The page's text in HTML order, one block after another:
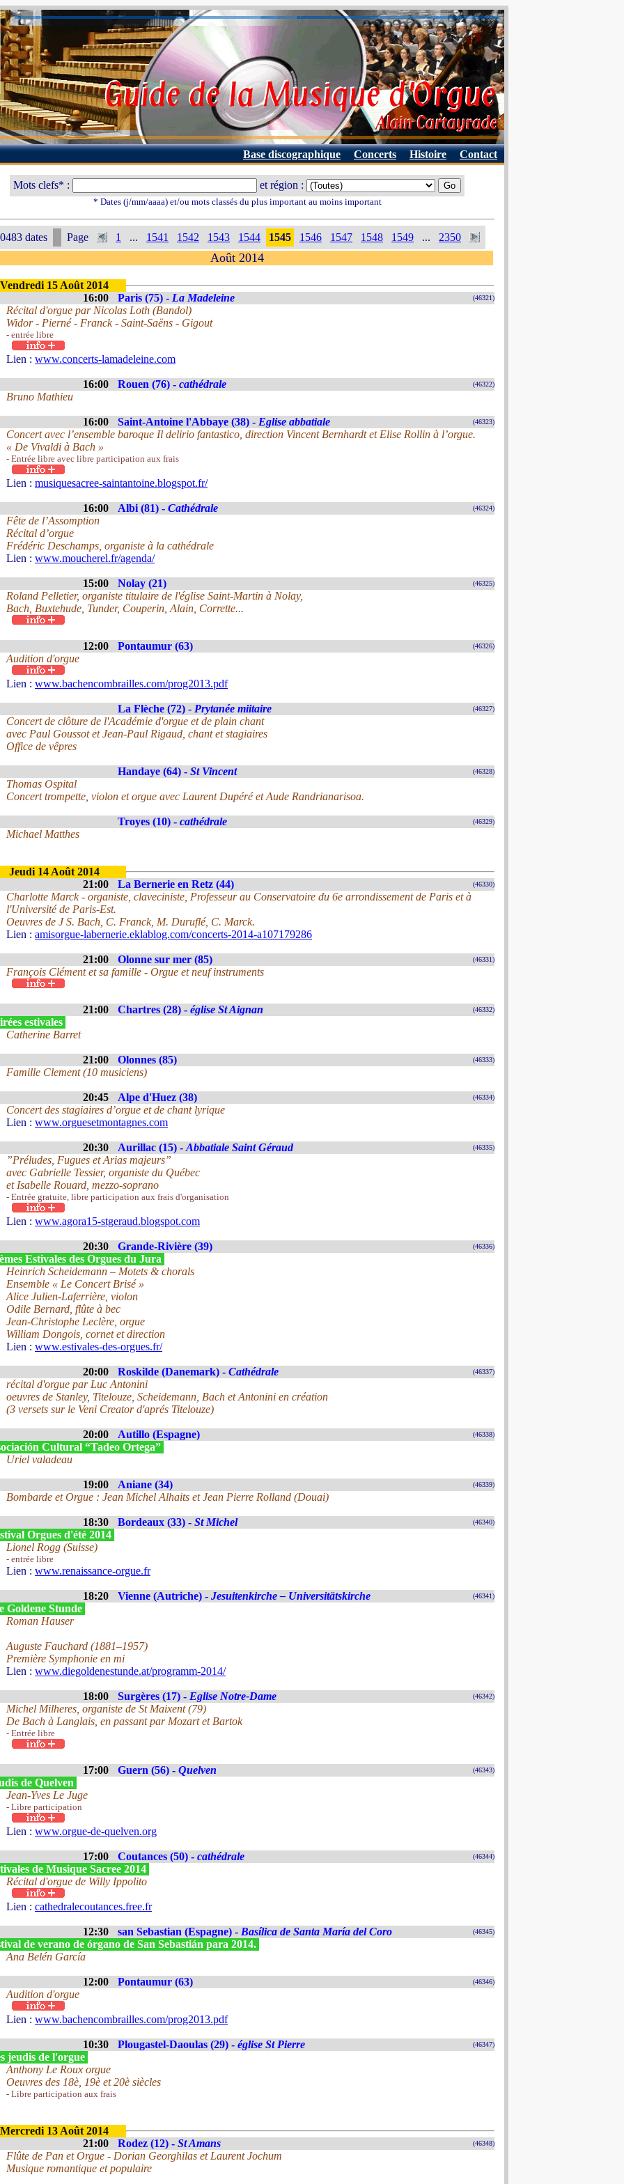
Base discographique Concerts Histoire Contact
Mots clefs* : et région :
* Dates (j/mm/aaaa) et/ou mots classés du plus important au moins important
dates Page 1 ... 1541 1542 1543 1544 1545 1546 1547 1548 1549 ... 2350
Août 2014
Vendredi 15 Août 2014
16:00
Paris (75) - La Madeleine (46321)
Récital d'orgue par Nicolas Loth (Bandol)
Widor - Pierné - Franck - Saint-Saëns - Gigout
- entrée libre
Lien : www.concerts-lamadeleine.com
16:00 Rouen (76) - cathédrale (46322)
Bruno Mathieu
16:00 Saint-Antoine l'Abbaye (38) - Eglise abbatiale (46323)
Concert avec l’ensemble baroque Il delirio fantastico, direction Vincent Bernhardt et Elise Rollin à l’orgue.
« De Vivaldi à Bach »
- Entrée libre avec libre participation aux frais
Lien : musiquesacree-saintantoine.blogspot.fr/
16:00 Albi (81) - Cathédrale (46324)
Fête de l’Assomption
Récital d’orgue
Frédéric Deschamps, organiste à la cathédrale
Lien : www.moucherel.fr/agenda/
15:00 Nolay (21) (46325)
Roland Pelletier, organiste titulaire de l'église Saint-Martin à Nolay,
Bach, Buxtehude, Tunder, Couperin, Alain, Corrette...
12:00 Pontaumur (63) (46326)
Audition d'orgue
Lien : www.bachencombrailles.com/prog2013.pdf
La Flèche (72) - Prytanée miitaire (46327)
Concert de clôture de l'Académie d'orgue et de plain chant
avec Paul Goussot et Jean-Paul Rigaud, chant et stagiaires
Office de vêpres
Handaye (64) - St Vincent (46328)
Thomas Ospital
Concert trompette, violon et orgue avec Laurent Dupéré et Aude Randrianarisoa.
Troyes (10) - cathédrale (46329)
Michael Matthes
Jeudi 14 Août 2014
21:00
La Bernerie en Retz (44) (46330)
Charlotte Marck - organiste, claveciniste, Professeur au Conservatoire du 6e arrondissement de Paris et à
l'Université de Paris-Est.
Oeuvres de J S. Bach, C. Franck, M. Duruflé, C. Marck.
Lien : amisorgue-labernerie.eklablog.com/concerts-2014-a107179286
21:00 Olonne sur mer (85) (46331)
François Clément et sa famille - Orgue et neuf instruments
21:00 Chartres (28) - église St Aignan (46332)
estivales
Catherine Barret
21:00 Olonnes (85) (46333)
Famille Clement (10 musiciens)
20:45 Alpe d'Huez (38) (46334)
Concert des stagiaires d’orgue et de chant lyrique
Lien : www.orguesetmontagnes.com
20:30 Aurillac (15) - Abbatiale Saint Géraud (46335)
”Préludes, Fugues et Arias majeurs”
avec Gabrielle Tessier, organiste du Québec
et Isabelle Rouard, mezzo-soprano
- Entrée gratuite, libre participation aux frais d'organisation
Lien : www.agora15-stgeraud.blogspot.com
20:30 Grande-Rivière (39) (46336)
Estivales des Orgues du Jura
Heinrich Scheidemann – Motets & chorals
Ensemble « Le Concert Brisé »
Alice Julien-Laferrière, violon
Odile Bernard, flûte à bec
Jean-Christophe Leclère, orgue
William Dongois, cornet et direction
Lien : www.estivales-des-orgues.fr/
20:00 Roskilde (Danemark) - Cathédrale (46337)
récital d'orgue par Luc Antonini
oeuvres de Stanley, Titelouze, Scheidemann, Bach et Antonini en création
(3 versets sur le Veni Creator d'aprés Titelouze)
20:00 Autillo (Espagne) (46338)
Cultural “Tadeo Ortega”
Uriel valadeau
19:00 Aniane (34) (46339)
Bombarde et Orgue : Jean Michel Alhaits et Jean Pierre Rolland (Douai)
18:30 Bordeaux (33) - St Michel (46340)
Orgues d'été 2014
Lionel Rogg (Suisse)
- entrée libre
Lien : www.renaissance-orgue.fr
18:20 Vienne (Autriche) - Jesuitenkirche – Universitätskirche (46341)
Goldene Stunde
Roman Hauser
Auguste Fauchard (1881–1957)
Première Symphonie en mi
Lien : www.diegoldenestunde.at/programm-2014/
18:00 Surgères (17) - Eglise Notre-Dame (46342)
Michel Milheres, organiste de St Maixent (79)
De Bach à Langlais, en passant par Mozart et Bartok
- Entrée libre
17:00 Guern (56) - Quelven (46343)
de Quelven
Jean-Yves Le Juge
- Libre participation
Lien : www.orgue-de-quelven.org
17:00 Coutances (50) - cathédrale (46344)
de Musique Sacree 2014
Récital d'orgue de Willy Ippolito
Lien : cathedralecoutances.free.fr
12:30 san Sebastian (Espagne) - Basílica de Santa María del Coro (46345)
de verano de órgano de San Sebastián para 2014.
Ana Belén García
12:00 Pontaumur (63) (46346)
Audition d'orgue
Lien : www.bachencombrailles.com/prog2013.pdf
10:30 Plougastel-Daoulas (29) - église St Pierre (46347)
jeudis de l'orgue
Anthony Le Roux orgue
Oeuvres des 18è, 19è et 20è siècles
- Libre participation aux frais
Mercredi 13 Août 2014
21:00
Rodez (12) - St Amans (46348)
Flûte de Pan et Orgue - Dorian Georghilas et Laurent Jochum
Musique romantique et populaire